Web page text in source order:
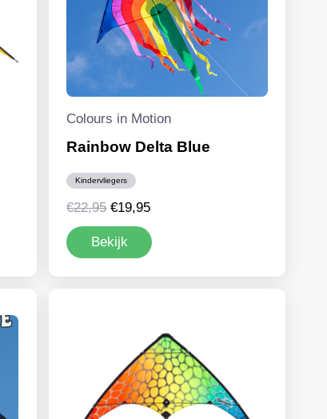
Colours in Motion
Rainbow Delta Blue
Kindervliegers
€22,95 Oorspronkelijke
prijs
was:
€19,95Huidige
is:
Bekijk